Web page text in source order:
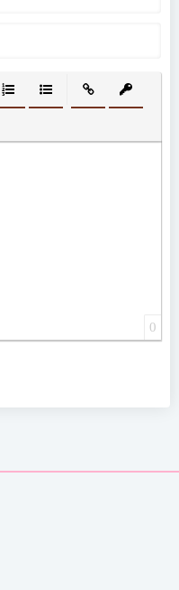
СПИСОК
МАРКИРОВАННЫЙ
ВСТАВИТЬ
0